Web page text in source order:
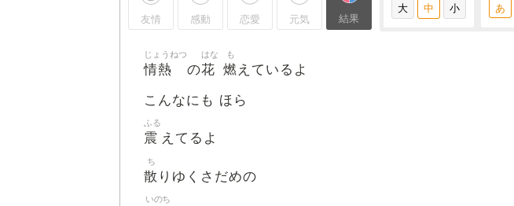
友情 感動 恋愛 元気 結果
情熱
じょうねつ
の花
はな
燃
も
えているよ
こんなにも ほら
震
ふる
えてるよ
散
ち
りゆくさだめの
いのち